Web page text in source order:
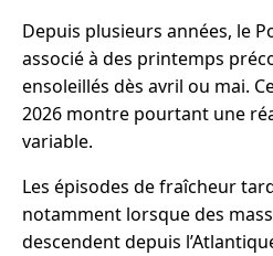
Depuis plusieurs années, le
associé à des printemps
ensoleillés dès avril ou mai.
2026 montre pourtant une
variable.
Les épisodes de fraîcheur
notamment lorsque des
descendent depuis